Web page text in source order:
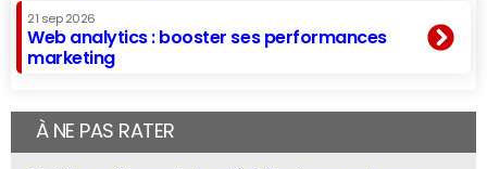
21 sep 2026
Web analytics : booster ses performances
marketing
À NE PAS RATER